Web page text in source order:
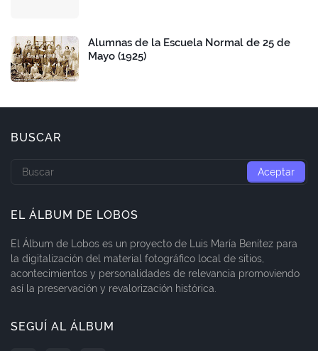
Alumnas de la Escuela Normal de 25 de
Mayo (1925)
BUSCAR
EL ÁLBUM DE LOBOS
El Álbum de Lobos es un proyecto de Luis María Benítez para
la digitalización del material fotográfico local de sitios,
acontecimientos y personalidades de relevancia promoviendo
así la preservación y revalorización histórica.
SEGUÍ AL ÁLBUM